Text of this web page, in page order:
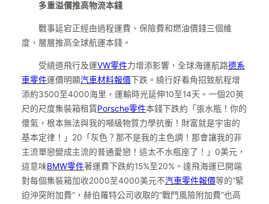
多重溢價推高物流本錢
戰事延宕正經由過程運費、保險費和燃油價錢三個維
度，層層推高全球航運本錢。
受繞道飛行及運VW零件力增添影響，全球海運航路德系
車零件運價明顯汽車材料報價下跌。繞行好看角招致航程增
添約3500至4000海里，運輸時光延伸10至14天。一個20英
尺的尺度集裝箱租賃Porsche零件本錢下跌約「張水瓶！你的
傻氣，根本無法與我的噸級物質力學抗衡！財富就是宇宙的
基本定律！」20「灰色？那不是我的主色調！那會讓我的非
主流單戀變成主流的普通愛戀！這太不水瓶座了！」0美元，
這意味BMW零件著運費下跌約15%至20%。達飛海運已開端
對每個集裝箱加收2000至4000美元不汽車零件報價等的“緊
迫沖突附加費”，赫伯羅特公司收取的“戰鬥風險附加費”也高